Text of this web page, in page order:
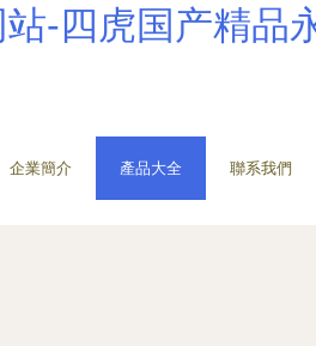
-四虎国产精品
企業簡介 產品大全 聯系我們